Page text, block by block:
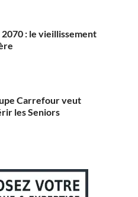
2070 : le vieillissement
Carrefour veut
les Seniors